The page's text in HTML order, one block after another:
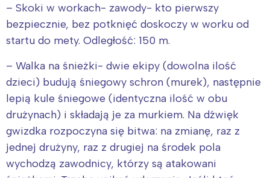
– Skoki w workach- zawody- kto pierwszy
bezpiecznie, bez potknięć doskoczy w worku od
startu do mety. Odległość: 150 m.
– Walka na śnieżki- dwie ekipy (dowolna ilość
dzieci) budują śniegowy schron (murek), następnie
lepią kule śniegowe (identyczna ilość w obu
drużynach) i składają je za murkiem. Na dźwięk
gwizdka rozpoczyna się bitwa: na zmianę, raz z
jednej drużyny, raz z drugiej na środek pola
wychodzą zawodnicy, którzy są atakowani